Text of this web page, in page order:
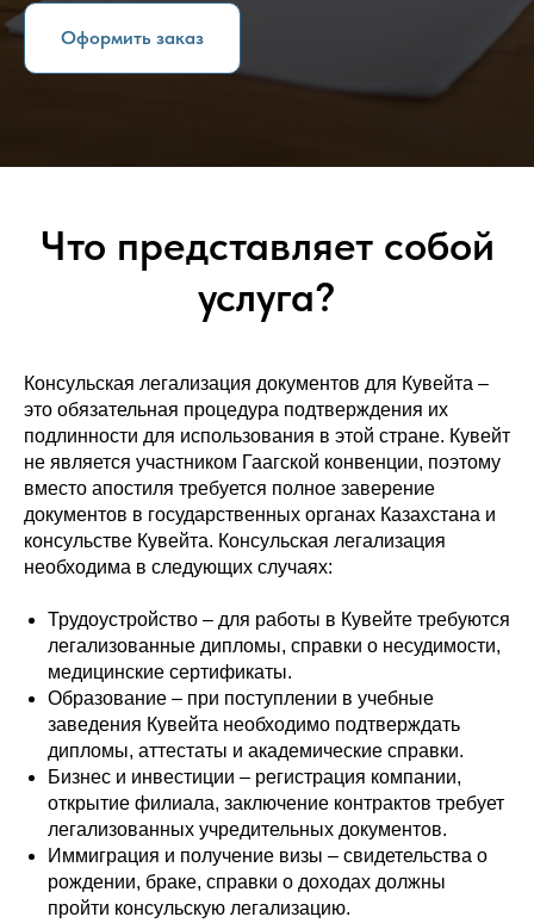
Оформить заказ
Что представляет собой
услуга?
Консульская легализация документов для Кувейта –
это обязательная процедура подтверждения их
подлинности для использования в этой стране. Кувейт
не является участником Гаагской конвенции, поэтому
вместо апостиля требуется полное заверение
документов в государственных органах Казахстана и
консульстве Кувейта. Консульская легализация
необходима в следующих случаях:
Трудоустройство – для работы в Кувейте требуются
легализованные дипломы, справки о несудимости,
медицинские сертификаты.
Образование – при поступлении в учебные
заведения Кувейта необходимо подтверждать
дипломы, аттестаты и академические справки.
Бизнес и инвестиции – регистрация компании,
открытие филиала, заключение контрактов требует
легализованных учредительных документов.
Иммиграция и получение визы – свидетельства о
рождении, браке, справки о доходах должны
пройти консульскую легализацию.